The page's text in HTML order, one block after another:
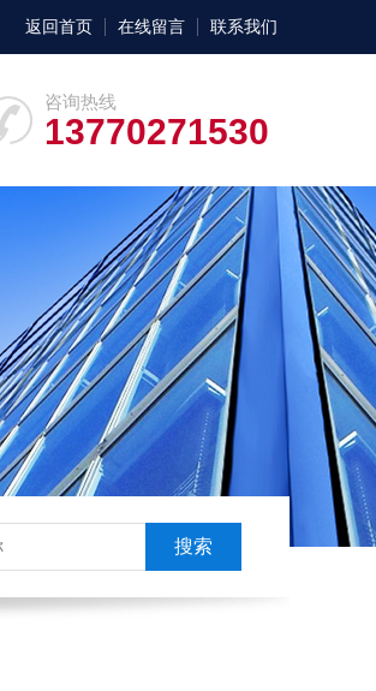
返回首页 在线留言 联系我们
咨询热线
13770271530